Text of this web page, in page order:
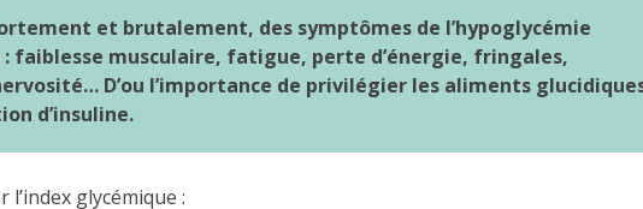
et brutalement, des symptômes de l’hypoglycémie
faiblesse musculaire, fatigue, perte d’énergie, fringales,
D’ou l’importance de privilégier les aliments
d’insuline.
glycémique :